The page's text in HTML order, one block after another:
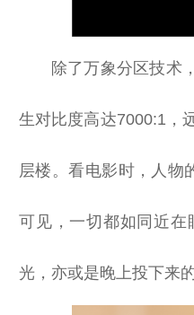
除了万象分区技术
生对比度高达7000:1，
层楼。看电影时，人物
可见，一切都如同近在
光，亦或是晚上投下来